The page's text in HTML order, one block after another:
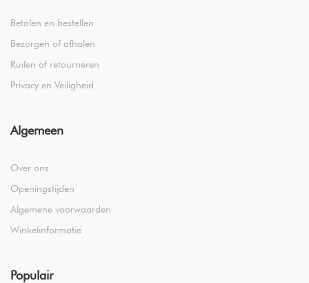
Betalen en bestellen
Bezorgen of afhalen
Ruilen of retourneren
Privacy en Veiligheid
Algemeen
Over ons
Openingstijden
Algemene voorwaarden
Winkelinformatie
Populair